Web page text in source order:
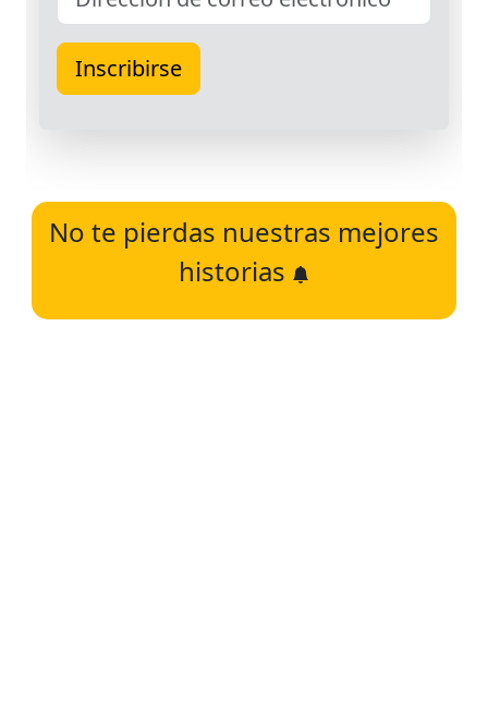
No te pierdas nuestras mejores
historias